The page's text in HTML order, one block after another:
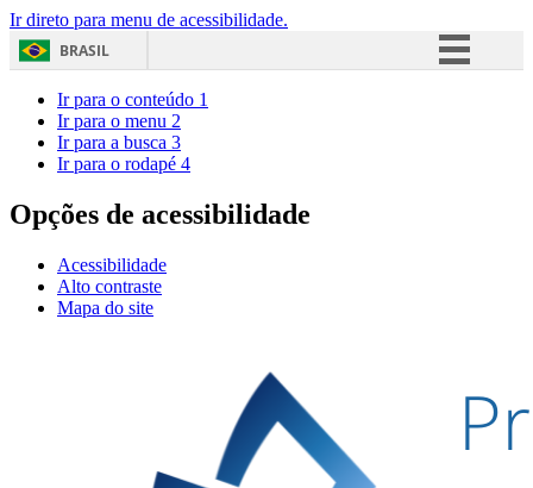
Ir direto para menu de acessibilidade.
BRASIL
Acesso à informação
Ir para o conteúdo 1
Ir para o menu 2
Ir para a busca 3
Ir para o rodapé 4
Opções de acessibilidade
Acessibilidade
Alto contraste
Mapa do site